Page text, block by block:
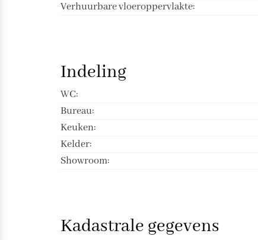
Verhuurbare vloeroppervlakte:
Indeling
WC:
Bureau:
Keuken:
Kelder:
Showroom:
Kadastrale gegevens